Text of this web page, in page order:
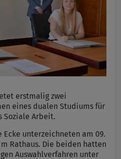
erstmalig zwei
eines dualen Studiums für
Soziale Arbeit.
Ecke unterzeichneten am 09.
Rathaus. Die beiden hatten
Auswahlverfahren unter